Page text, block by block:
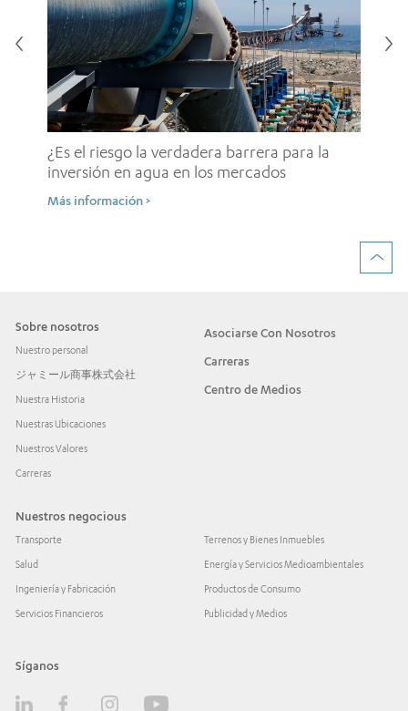
¿Es el riesgo la verdadera barrera para la
inversión en agua en los mercados
emergentes?
Más información >
Sobre nosotros
Nuestro personal
ジャミール商事株式会社
Nuestra Historia
Nuestras Ubicaciones
Nuestros Valores
Carreras
Asociarse Con Nosotros
Carreras
Centro de Medios
Nuestros negocious
Transporte
Salud
Ingeniería y Fabricación
Servicios Financieros
Terrenos y Bienes Inmuebles
Energía y Servicios Medioambientales
Productos de Consumo
Publicidad y Medios
Síganos